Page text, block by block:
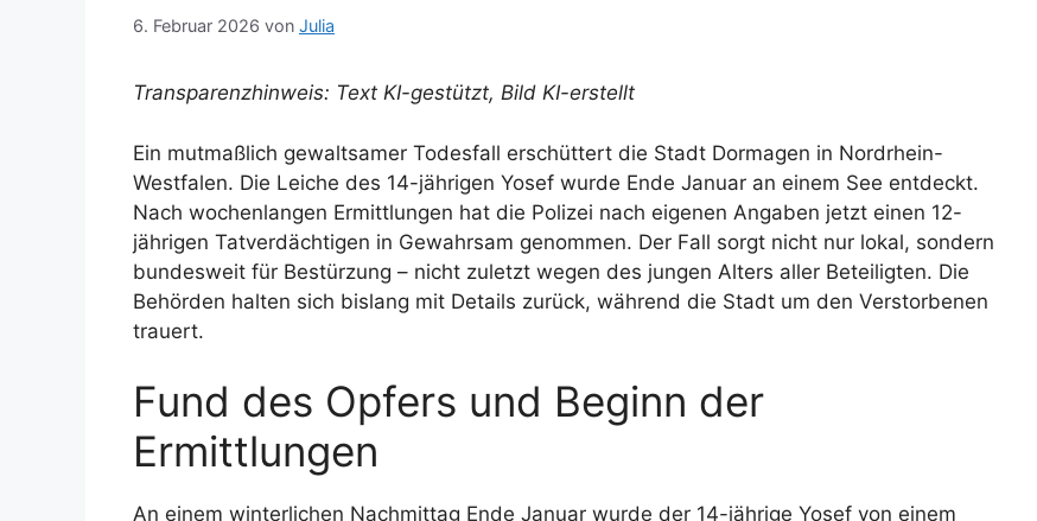
6. Februar 2026 von Julia
Transparenzhinweis: Text KI-gestützt, Bild KI-erstellt
Ein mutmaßlich gewaltsamer Todesfall erschüttert die Stadt Dormagen in Nordrhein-
Westfalen. Die Leiche des 14-jährigen Yosef wurde Ende Januar an einem See entdeckt.
Nach wochenlangen Ermittlungen hat die Polizei nach eigenen Angaben jetzt einen 12-
jährigen Tatverdächtigen in Gewahrsam genommen. Der Fall sorgt nicht nur lokal, sondern
bundesweit für Bestürzung – nicht zuletzt wegen des jungen Alters aller Beteiligten. Die
Behörden halten sich bislang mit Details zurück, während die Stadt um den Verstorbenen
trauert.
Fund des Opfers und Beginn der
Ermittlungen
An einem winterlichen Nachmittag Ende Januar wurde der 14-jährige Yosef von einem